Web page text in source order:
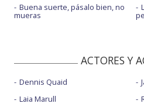
Buena suerte, pásalo bien, no
mueras
ACTORES Y
Dennis Quaid
Laia Marull